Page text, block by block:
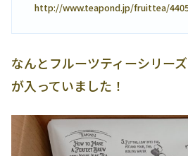
http://www.teapond.jp/fruittea/
なんとフルーツティーシリー
が入っていました！